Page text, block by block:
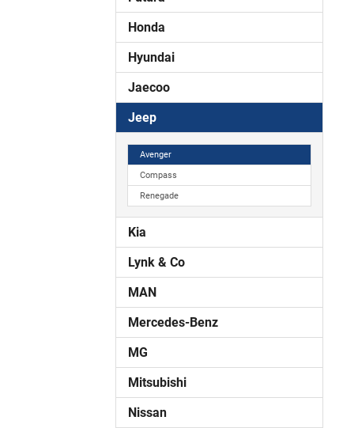
Honda
Hyundai
Jaecoo
Jeep
Avenger
Compass
Renegade
Kia
Lynk & Co
MAN
Mercedes-Benz
MG
Mitsubishi
Nissan